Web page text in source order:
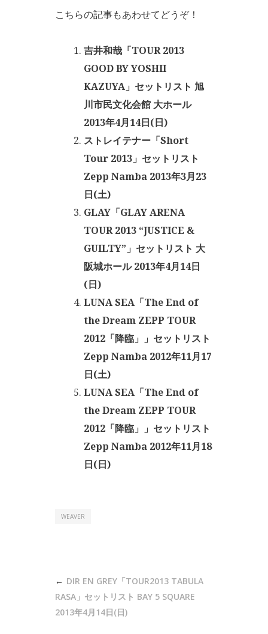
こちらの記事もあわせてどうぞ！
吉井和哉「TOUR 2013
GOOD BY YOSHII
KAZUYA」セットリスト 旭
川市民文化会館 大ホール
2013年4月14日(日)
ストレイテナー「Short
Tour 2013」セットリスト
Zepp Namba 2013年3月23
日(土)
GLAY「GLAY ARENA
TOUR 2013 “JUSTICE &
GUILTY”」セットリスト 大
阪城ホール 2013年4月14日
(日)
LUNA SEA「The End of
the Dream ZEPP TOUR
2012「降臨」」セットリスト
Zepp Namba 2012年11月17
日(土)
LUNA SEA「The End of
the Dream ZEPP TOUR
2012「降臨」」セットリスト
Zepp Namba 2012年11月18
日(日)
WEAVER
DIR EN GREY「TOUR2013 TABULA
RASA」セットリスト BAY 5 SQUARE
2013年4月14日(日)